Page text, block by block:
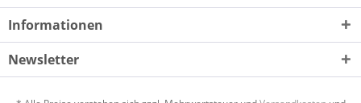
Informationen
Newsletter